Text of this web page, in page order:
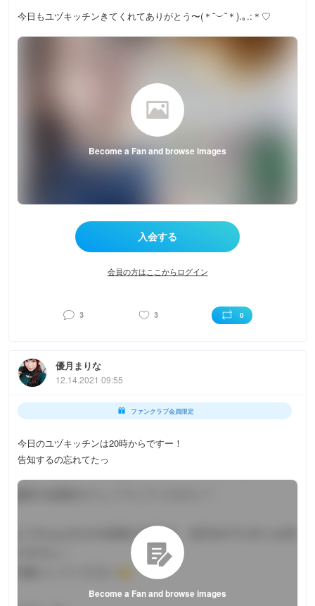
今日もユヅキッチンきてくれてありがとう〜(＊˘︶˘＊).｡.:＊♡
Become a Fan and browse images
会員の方はここからログイン
3 3 0
優月まりな
12.14.2021 09:55
ファンクラブ会員限定
今日のユヅキッチンは20時からですー！
告知するの忘れてたっ
Become a Fan and browse images